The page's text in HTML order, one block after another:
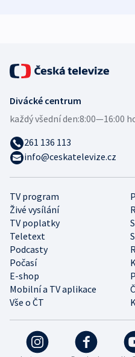
TV program
Živé vysílání
TV poplatky
Teletext
Podcasty
Počasí
E-shop
Mobilní a TV aplikace
Vše o ČT
Divácké centrum
každý všední den:8:00—16:00
261 136 113
info@ceskatelevize.cz